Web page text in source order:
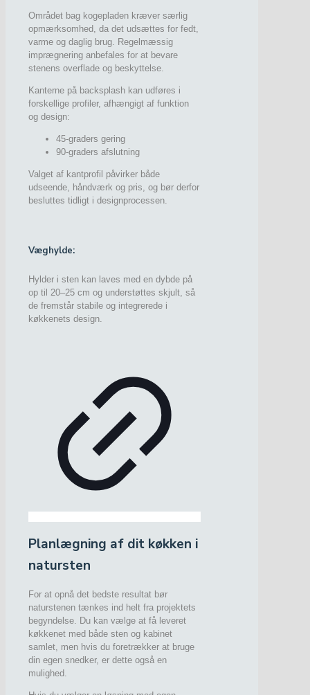
Området bag kogepladen kræver særlig
opmærksomhed, da det udsættes for fedt,
varme og daglig brug. Regelmæssig
imprægnering anbefales for at bevare
stenens overflade og beskyttelse.
Kanterne på backsplash kan udføres i
forskellige profiler, afhængigt af funktion
og design:
45-graders gering
90-graders afslutning
Valget af kantprofil påvirker både
udseende, håndværk og pris, og bør derfor
besluttes tidligt i designprocessen.
Væghylde:
Hylder i sten kan laves med en dybde på
op til 20–25 cm og understøttes skjult, så
de fremstår stabile og integrerede i
køkkenets design.
Planlægning af dit køkken i
natursten
For at opnå det bedste resultat bør
naturstenen tænkes ind helt fra projektets
begyndelse. Du kan vælge at få leveret
køkkenet med både sten og kabinet
samlet, men hvis du foretrækker at bruge
din egen snedker, er dette også en
mulighed.